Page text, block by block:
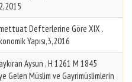
Defterlerine Göre XIX .
Yapısı,3,2016
Aysun , H 1261 M 1845
Gelen Müslim ve Gayrimüslimlerin